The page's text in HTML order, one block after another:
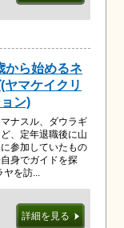
から始めるネ
マケイクリ
ン)
ナスル、ダウラギ
、定年退職後に山
参加していたもの
身でガイドを探
を訪...
詳細を見る